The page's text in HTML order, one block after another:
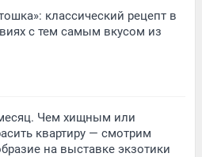
классический рецепт в
с тем самым вкусом из
Чем хищным или
квартиру — смотрим
на выставке экзотики